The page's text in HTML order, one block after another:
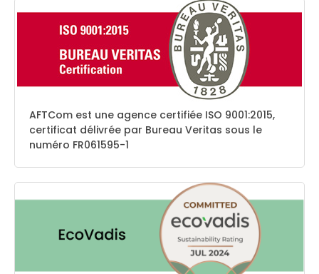
AFTCom est une agence certifiée ISO 9001:2015,
certificat délivrée par Bureau Veritas sous le
numéro FR061595-1